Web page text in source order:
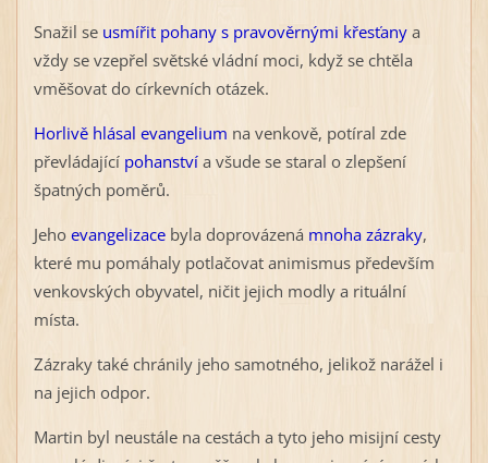
Snažil se usmířit pohany s pravověrnými křesťany a
vždy se vzepřel světské vládní moci, když se chtěla
vměšovat do církevních otázek.
Horlivě hlásal evangelium na venkově, potíral zde
převládající pohanství a všude se staral o zlepšení
špatných poměrů.
Jeho evangelizace byla doprovázená mnoha zázraky,
které mu pomáhaly potlačovat animismus především
venkovských obyvatel, ničit jejich modly a rituální
místa.
Zázraky také chránily jeho samotného, jelikož narážel i
na jejich odpor.
Martin byl neustále na cestách a tyto jeho misijní cesty